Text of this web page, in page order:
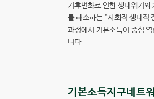
기후변화로 인한 생태위기와
를 해소하는 “사회적 생태적
과정에서 기본소득이 중심
니다.
기본소득지구네트